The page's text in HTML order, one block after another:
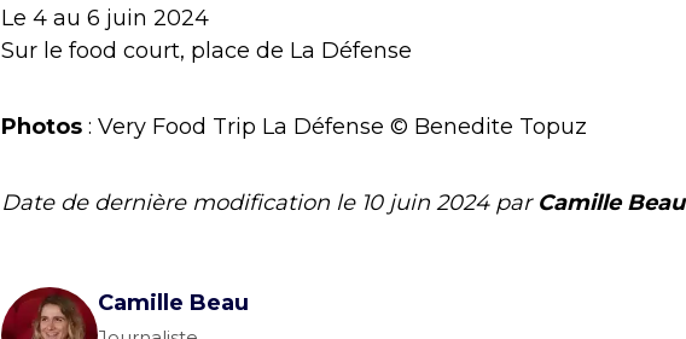
Le 4 au 6 juin 2024
Sur le food court, place de La Défense
Photos : Very Food Trip La Défense © Benedite Topuz
Date de dernière modification le 10 juin 2024 par Camille Beau
Camille Beau